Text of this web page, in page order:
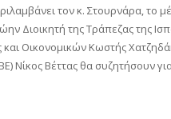
τον κ. Στουρνάρα, το
Διοικητή της Τράπεζας της
Οικονομικών Κωστής
Νίκος Βέττας θα συζητήσουν